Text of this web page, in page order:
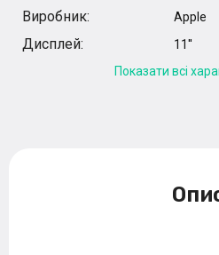
Виробник:
Apple
Дисплей:
11''
Показати всі